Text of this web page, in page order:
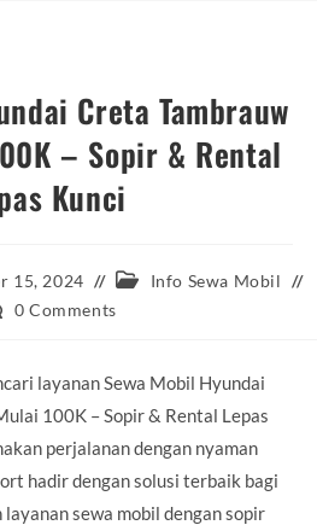
Creta Tambrauw
– Sopir & Rental
Kunci
15, 2024
Post Info Sewa Mobil
0 Comments
layanan Sewa Mobil Hyundai
100K – Sopir & Rental Lepas
perjalanan dengan nyaman
hadir dengan solusi terbaik bagi
sewa mobil dengan sopir